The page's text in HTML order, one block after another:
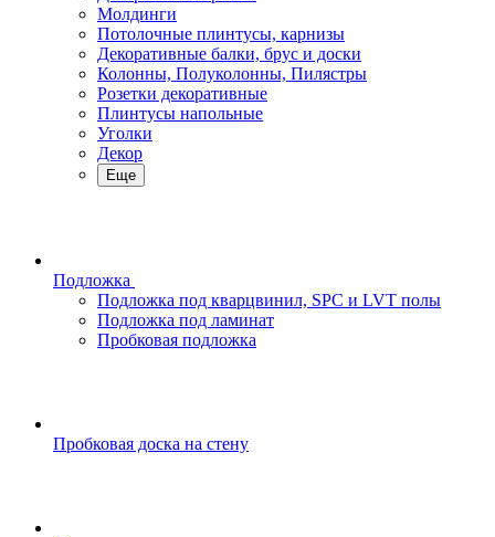
Молдинги
Потолочные плинтусы, карнизы
Декоративные балки, брус и доски
Колонны, Полуколонны, Пилястры
Розетки декоративные
Плинтусы напольные
Уголки
Декор
Еще
Подложка
Подложка под кварцвинил, SPC и LVT полы
Подложка под ламинат
Пробковая подложка
Пробковая доска на стену